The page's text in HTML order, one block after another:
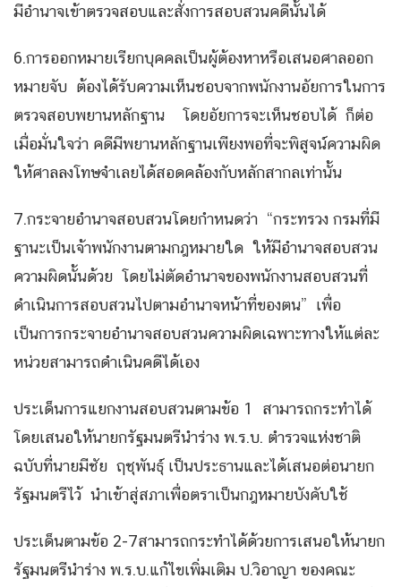
มีอำนาจเข้าตรวจสอบและสั่งการสอบสวนคดีนั้นได้
6.การออกหมายเรียกบุคคลเป็นผู้ต้องหาหรือเสนอศาลออก
หมายจับ ต้องได้รับความเห็นชอบจากพนักงานอัยการในการ
ตรวจสอบพยานหลักฐาน โดยอัยการจะเห็นชอบได้ ก็ต่อ
เมื่อมั่นใจว่า คดีมีพยานหลักฐานเพียงพอที่จะพิสูจน์ความผิด
ให้ศาลลงโทษจำเลยได้สอดคล้องกับหลักสากลเท่านั้น
7.กระจายอำนาจสอบสวนโดยกำหนดว่า “กระทรวง กรมที่มี
ฐานะเป็นเจ้าพนักงานตามกฎหมายใด ให้มีอำนาจสอบสวน
ความผิดนั้นด้วย โดยไม่ตัดอำนาจของพนักงานสอบสวนที่
ดำเนินการสอบสวนไปตามอำนาจหน้าที่ของตน” เพื่อ
เป็นการกระจายอำนาจสอบสวนความผิดเฉพาะทางให้แต่ละ
หน่วยสามารถดำเนินคดีได้เอง
ประเด็นการแยกงานสอบสวนตามข้อ 1 สามารถกระทำได้
โดยเสนอให้นายกรัฐมนตรีนำร่าง พ.ร.บ. ตำรวจแห่งชาติ
ฉบับที่นายมีชัย ฤชุพันธุ์ เป็นประธานและได้เสนอต่อนายก
รัฐมนตรีไว้ นำเข้าสู่สภาเพื่อตราเป็นกฎหมายบังคับใช้
ประเด็นตามข้อ 2-7สามารถกระทำได้ด้วยการเสนอให้นายก
รัฐมนตรีนำร่าง พ.ร.บ.แก้ไขเพิ่มเติม ป.วิอาญา ของคณะ